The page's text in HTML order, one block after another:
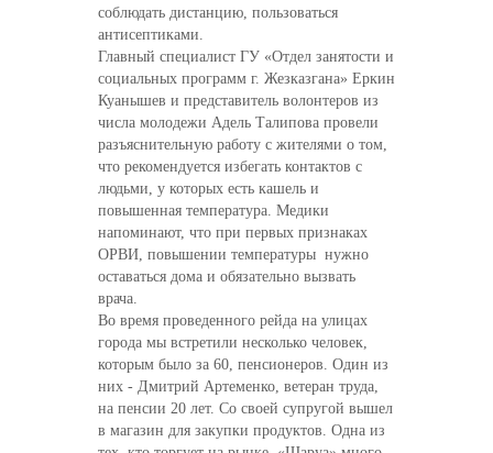
соблюдать дистанцию, пользоваться
антисептиками.
Главный специалист ГУ «Отдел занятости и
социальных программ г. Жезказгана» Еркин
Куанышев и представитель волонтеров из
числа молодежи Адель Талипова провели
разъяснительную работу с жителями о том,
что рекомендуется избегать контактов с
людьми, у которых есть кашель и
повышенная температура. Медики
напоминают, что при первых признаках
ОРВИ, повышении температуры нужно
оставаться дома и обязательно вызвать
врача.
Во время проведенного рейда на улицах
города мы встретили несколько человек,
которым было за 60, пенсионеров. Один из
них - Дмитрий Артеменко, ветеран труда,
на пенсии 20 лет. Со своей супругой вышел
в магазин для закупки продуктов. Одна из